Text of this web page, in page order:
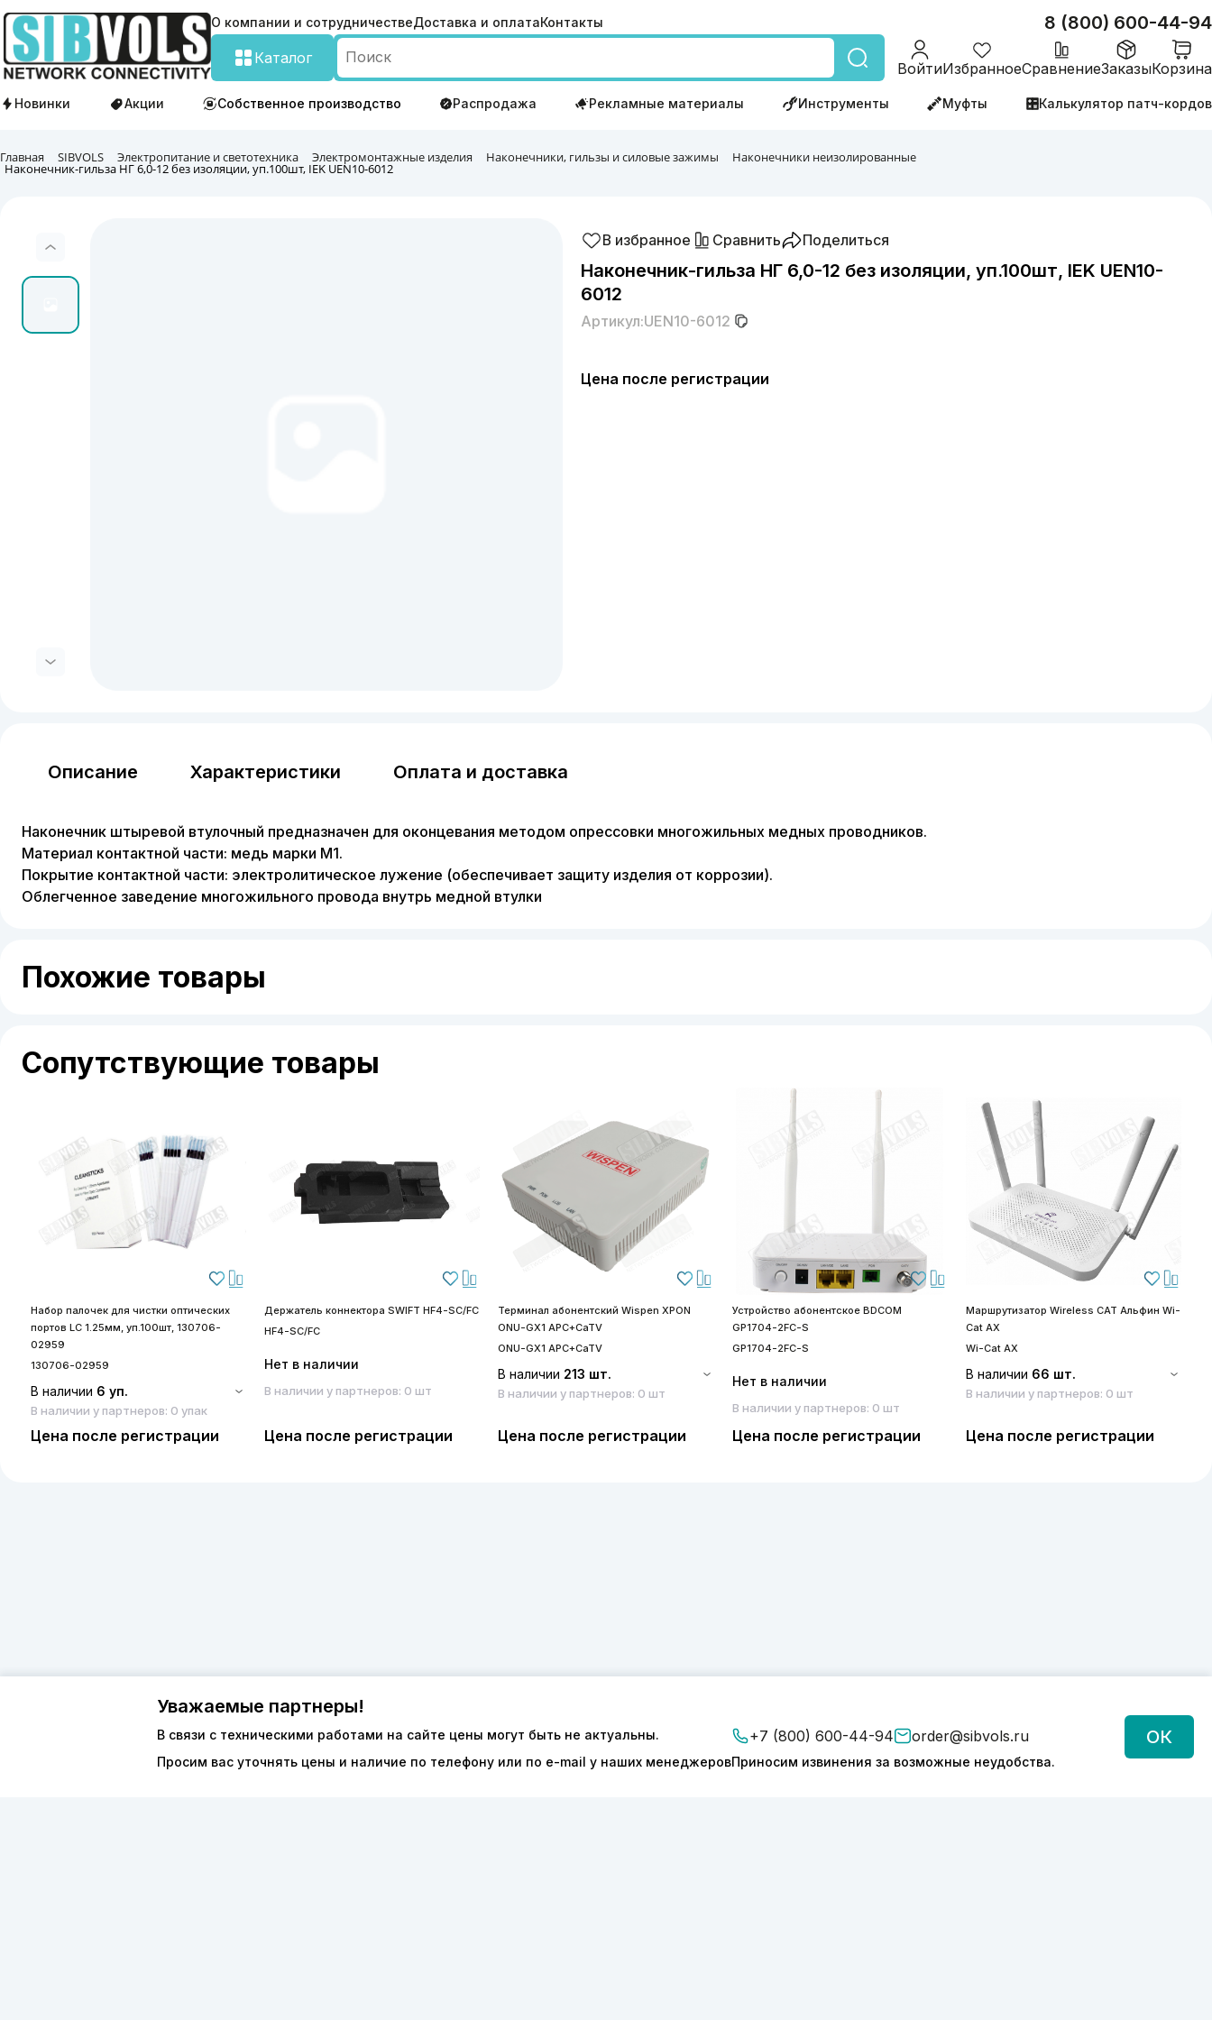
О компании и сотрудничествеДоставка и оплатаКонтакты 8 (800) 600-44-94
Каталог
ВойтиИзбранноеСравнениеЗаказыКорзина
Новинки Акции Собственное производство Распродажа Рекламные материалы Инструменты Муфты Калькулятор патч-кордов
Главная SIBVOLS Электропитание и светотехника Электромонтажные изделия Наконечники, гильзы и силовые зажимы Наконечники неизолированные
Наконечник-гильза НГ 6,0-12 без изоляции, уп.100шт, IEK UEN10-6012
В избранное Сравнить Поделиться
Наконечник-гильза НГ 6,0-12 без изоляции, уп.100шт, IEK UEN10-
6012
Артикул:UEN10-6012
Цена после регистрации
Описание Характеристики Оплата и доставка
Наконечник штыревой втулочный предназначен для оконцевания методом опрессовки многожильных медных проводников.
Материал контактной части: медь марки М1.
Покрытие контактной части: электролитическое лужение (обеспечивает защиту изделия от коррозии).
Облегченное заведение многожильного провода внутрь медной втулки
Похожие товары
Сопутствующие товары
Набор палочек для чистки оптических
портов LC 1.25мм, уп.100шт, 130706-
02959
130706-02959
В наличии 6 уп.
В наличии у партнеров: 0 упак
Цена после регистрации
Держатель коннектора SWIFT HF4-SC/FC
HF4-SC/FC
Нет в наличии
В наличии у партнеров: 0 шт
Цена после регистрации
Терминал абонентский Wispen XPON
ONU-GX1 APC+CaTV
ONU-GX1 APC+CaTV
В наличии 213 шт.
В наличии у партнеров: 0 шт
Цена после регистрации
Устройство абонентское BDCOM
GP1704-2FC-S
GP1704-2FC-S
Нет в наличии
В наличии у партнеров: 0 шт
Цена после регистрации
Маршрутизатор Wireless CAT Альфин Wi-
Cat AX
Wi-Cat AX
В наличии 66 шт.
В наличии у партнеров: 0 шт
Цена после регистрации
Уважаемые партнеры!
В связи с техническими работами на сайте цены могут быть не актуальны.
Просим вас уточнять цены и наличие по телефону или по e-mail у наших менеджеров
+7 (800) 600-44-94 order@sibvols.ru
Приносим извинения за возможные неудобства.
ОК